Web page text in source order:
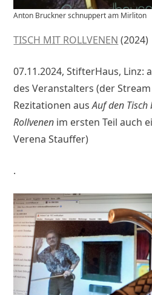
Anton Bruckner schnuppert am Mirliton
TISCH MIT ROLLVENEN (2024)
07.11.2024, StifterHaus, Linz:
des Veranstalters (der
Rezitationen ausAuf den
Rollvenen im ersten Teil auch
Verena Stauffer)
.